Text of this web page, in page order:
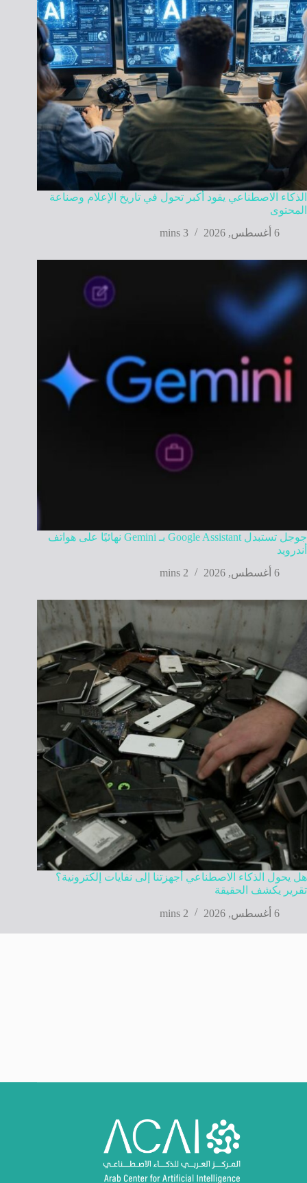
الذكاء الاصطناعي يقود أكبر تحول في تاريخ الإعلام وصناعة
المحتوى
6 أغسطس, 2026
3 mins
جوجل تستبدل Google Assistant بـ Gemini نهائيًا على هواتف
أندرويد
6 أغسطس, 2026
2 mins
هل يحول الذكاء الاصطناعي أجهزتنا إلى نفايات إلكترونية؟
تقرير يكشف الحقيقة
6 أغسطس, 2026
2 mins